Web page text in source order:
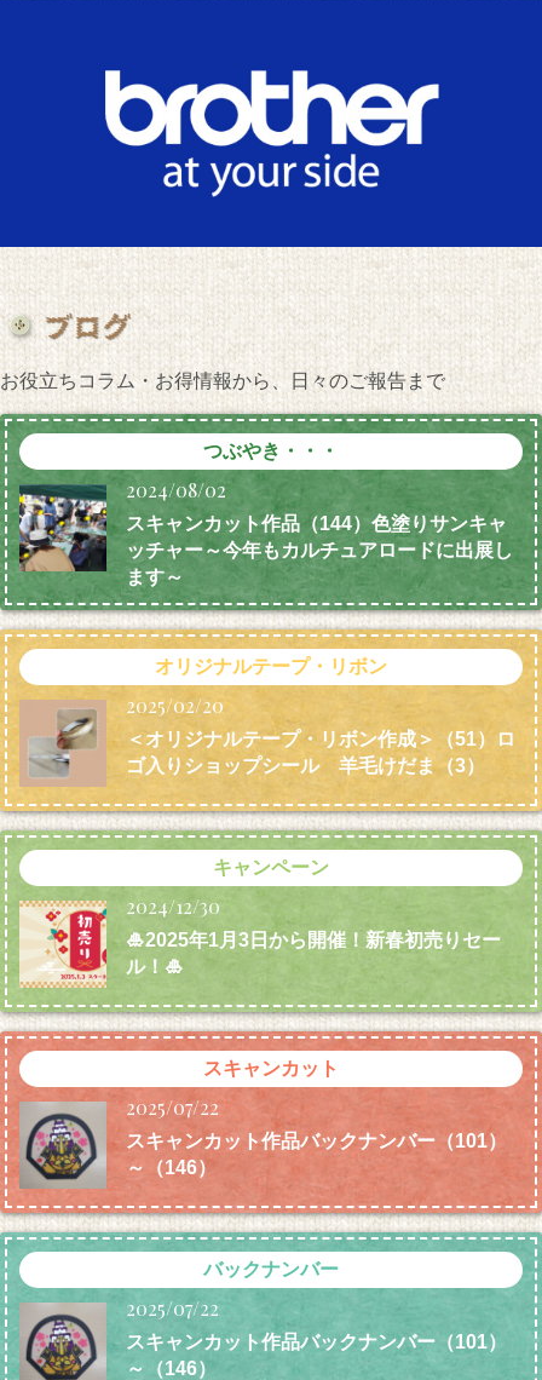
お役立ちコラム・お得情報から、日々のご報告まで
つぶやき・・・
2024/08/02
スキャンカット作品（144）色塗りサンキャ
ッチャー～今年もカルチュアロードに出展し
ます～
オリジナルテープ・リボン
2025/02/20
＜オリジナルテープ・リボン作成＞（51）ロ
ゴ入りショップシール 羊毛けだま （3）
キャンペーン
2024/12/30
🎍2025年1月3日から開催！新春初売りセー
ル！🎍
スキャンカット
2025/07/22
スキャンカット作品バックナンバー（101）
～（146）
バックナンバー
2025/07/22
スキャンカット作品バックナンバー（101）
～（146）